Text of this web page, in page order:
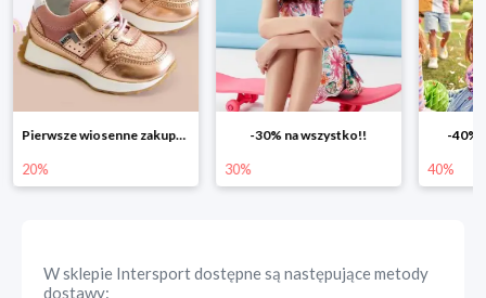
-30% na wszystko!!
30%
-40% na drugą sztukę
40% 25%
W sklepie Intersportdostępne są następujące metody
dostawy: